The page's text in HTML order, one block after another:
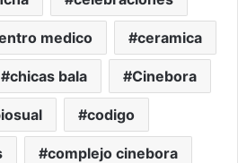
medico ceramica
chicas bala Cinebora
codigo
complejo cinebora